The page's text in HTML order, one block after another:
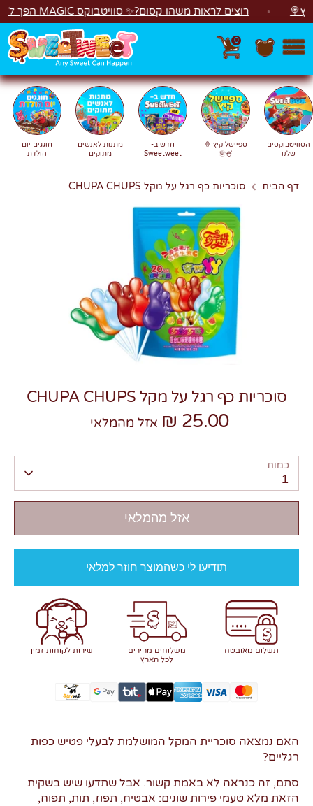
דלג רוצים לראות משהו קסום?✨ סוויטבוקס MAGIC הפך ל"מכונת משחקים"! 🎁🕹️
0
חפשחיפוש
הסוויטבוקסים
שלנו
ספיישל קיץ 🍦
🍧🌞
חדש ב-
Sweetweet
מתנות לאנשים
מתוקים
חוגגים יום
הולדת
דף הבית סוכריות כף רגל על מקל CHUPA CHUPS
סוכריות כף רגל על מקל CHUPA CHUPS
25.00 ₪ אזל מהמלאי
כמות
1
אזל מהמלאי
תודיעו לי כשהמוצר חוזר למלאי
תשלום מאובטח
משלוחים מהירים
לכל הארץ
שירות לקוחות זמין
האם נמצאה סוכריית המקל המושלמת לבעלי פטיש כפות
רגליים?
סתם, זה כנראה לא באמת קשור. אבל שתדעו שיש בשקית
הזאת מלא טעמי פירות שונים: אבטיח, תפוז, תות, תפוח,